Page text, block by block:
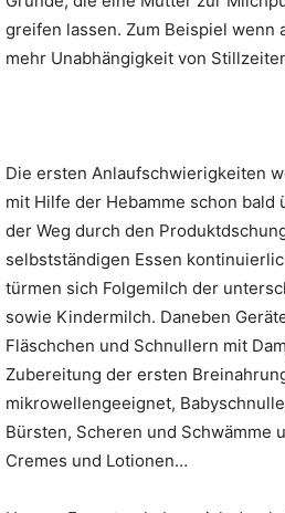
greifen lassen. Zum Beispiel wenn
mehr Unabhängigkeit von
Die ersten Anlaufschwierigkeiten
mit Hilfe der Hebamme schon bald
der Weg durch den
selbstständigen Essen
türmen sich Folgemilch der
sowie Kindermilch. Daneben
Fläschchen und Schnullern mit
Zubereitung der ersten
mikrowellengeeignet,
Bürsten, Scheren und Schwämme
Cremes und Lotionen…